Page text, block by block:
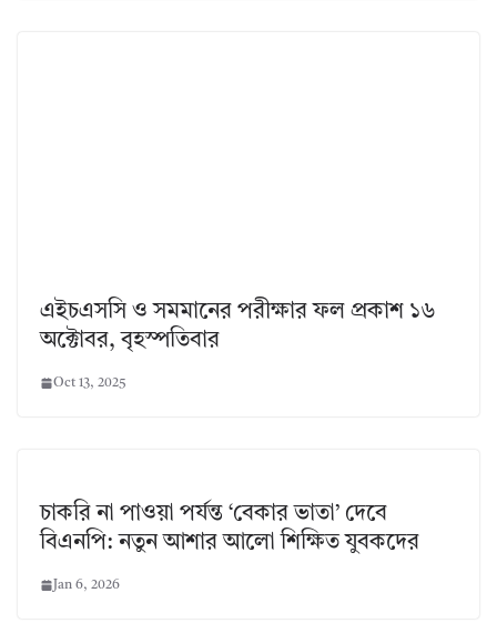
এইচএসসি ও সমমানের পরীক্ষার ফল প্রকাশ ১৬
অক্টোবর, বৃহস্পতিবার
Oct 13, 2025
চাকরি না পাওয়া পর্যন্ত ‘বেকার ভাতা’ দেবে
বিএনপি: নতুন আশার আলো শিক্ষিত যুবকদের
Jan 6, 2026